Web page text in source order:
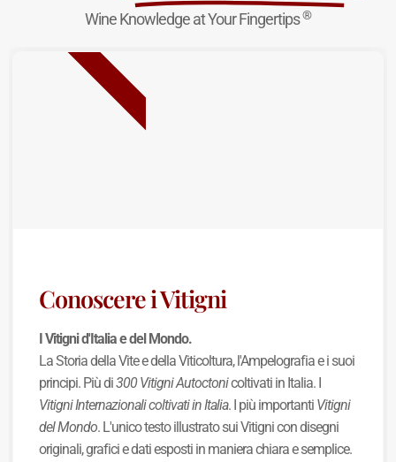
Wine Knowledge at Your Fingertips®
Conoscere i Vitigni
I Vitigni d'Italia e del Mondo.
La Storia della Vite e della Viticoltura, l'Ampelografia e i suoi
principi. Più di300 Vitigni Autoctonicoltivati in Italia. I
Vitigni Internazionali coltivati in Italia. I più importanti Vitigni
del Mondo. L'unico testo illustrato sui Vitigni con disegni
originali, grafici e dati esposti in maniera chiara e semplice.
NUOVA USCITA